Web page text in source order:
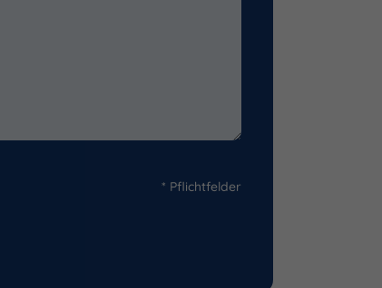
* Pflichtfelder